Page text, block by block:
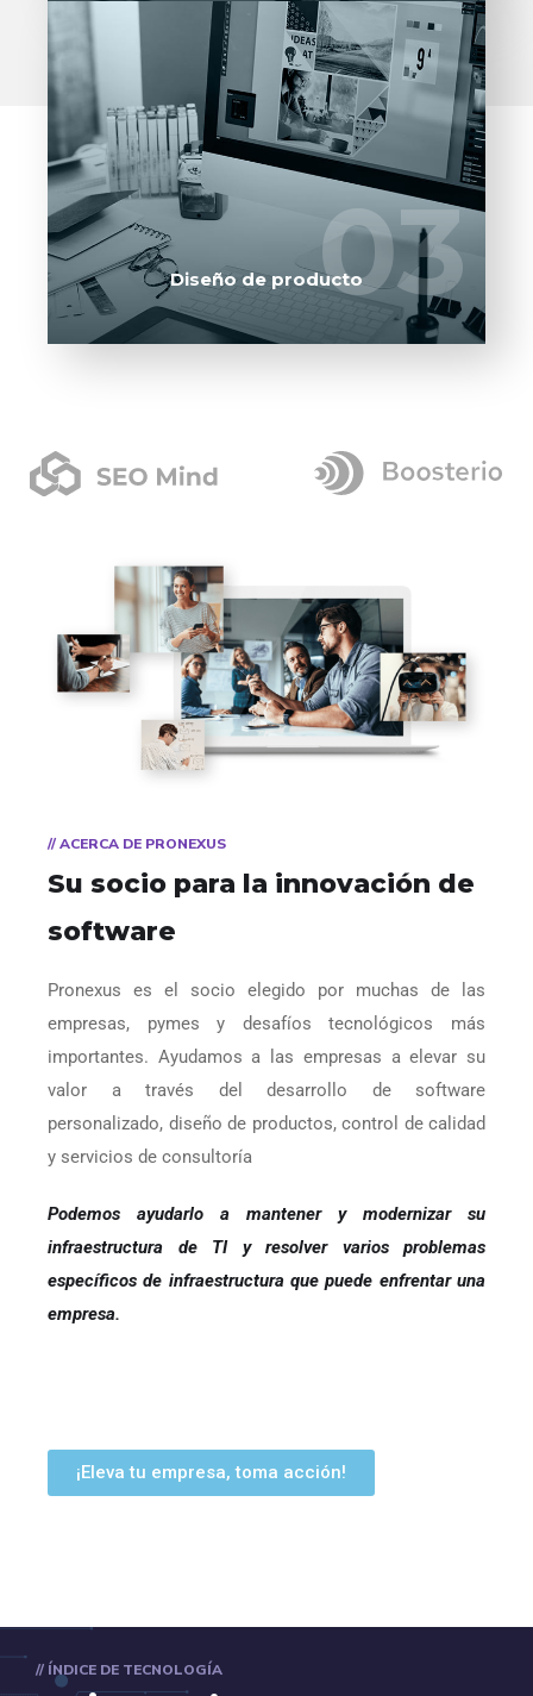
03SOLICITE SU PROPUESTA03
Diseño de producto
// ACERCA DE PRONEXUS
Su socio para la innovación de
software
Pronexus es el socio elegido por muchas de las
empresas, pymes y desafíos tecnológicos más
importantes. Ayudamos a las empresas a elevar su
valor a través del desarrollo de software
personalizado, diseño de productos, control de calidad
y servicios de consultoría
Podemos ayudarlo a mantener y modernizar su
infraestructura de TI y resolver varios problemas
específicos de infraestructura que puede enfrentar una
empresa.
¡Eleva tu empresa, toma acción!
// ÍNDICE DE TECNOLOGÍA